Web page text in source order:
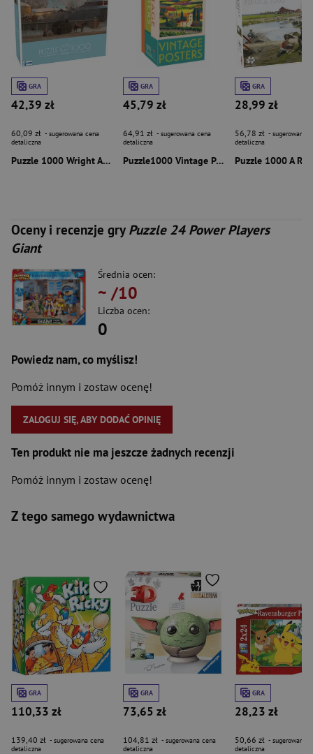
GRA
42,39 zł
60,09 zł - sugerowana cena
detaliczna
Puzzle 1000 Wright Annankatu on a Cold Winter Morning 58690
GRA
45,79 zł
64,91 zł - sugerowana cena
detaliczna
Puzzle1000 Vintage Posters Italy 58297
GRA
28,99 zł
56,78 zł - sugerowana
detaliczna
Oceny i recenzje gry Puzzle 24 Power Players
Giant
Średnia ocen:
~ /10
Liczba ocen:
0
Powiedz nam, co myślisz!
Pomóż innym i zostaw ocenę!
ZALOGUJ SIĘ, ABY DODAĆ OPINIĘ
Ten produkt nie ma jeszcze żadnych recenzji
Pomóż innym i zostaw ocenę!
Z tego samego wydawnictwa
GRA
110,33 zł
139,40 zł - sugerowana cena
detaliczna
GRA
73,65 zł
104,81 zł - sugerowana cena
detaliczna
GRA
28,23 zł
50,66 zł - sugerowana
detaliczna